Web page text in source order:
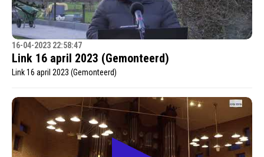
16-04-2023 22:58:47
Link 16 april 2023 (Gemonteerd)
Link 16 april 2023 (Gemonteerd)